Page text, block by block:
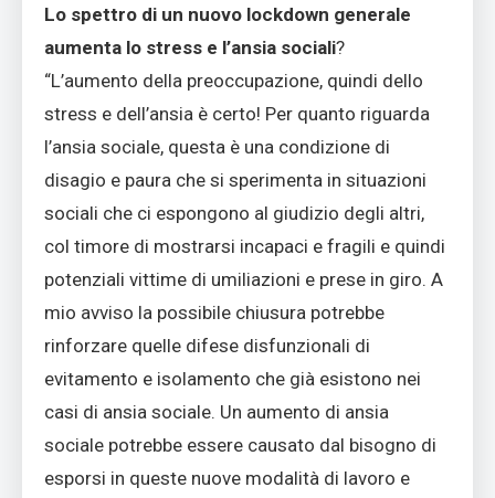
Lo spettro di un nuovo lockdown generale
aumenta lo stress e l’ansia sociali?
“L’aumento della preoccupazione, quindi dello
stress e dell’ansia è certo! Per quanto riguarda
l’ansia sociale, questa è una condizione di
disagio e paura che si sperimenta in situazioni
sociali che ci espongono al giudizio degli altri,
col timore di mostrarsi incapaci e fragili e quindi
potenziali vittime di umiliazioni e prese in giro. A
mio avviso la possibile chiusura potrebbe
rinforzare quelle difese disfunzionali di
evitamento e isolamento che già esistono nei
casi di ansia sociale. Un aumento di ansia
sociale potrebbe essere causato dal bisogno di
esporsi in queste nuove modalità di lavoro e